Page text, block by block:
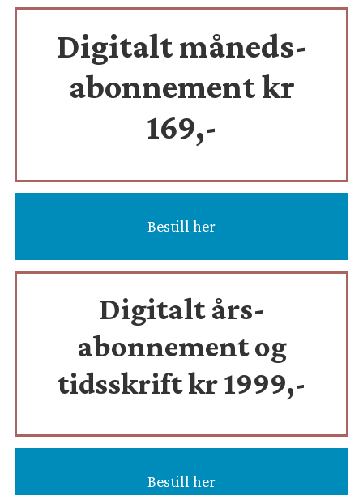
Digitalt måneds-
abonnement kr
169,-
Bestill her
Digitalt års-
abonnement og
tidsskriftkr 1999,-
Bestill her